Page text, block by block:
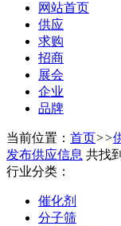
网站首页
供应
求购
招商
展会
企业
品牌
当前位置： 首页>>
发布供应信息 共找
行业分类：
催化剂
分子筛